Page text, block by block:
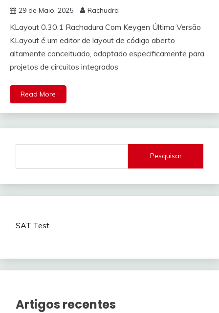
29 de Maio, 2025 Rachudra
KLayout 0.30.1 Rachadura Com Keygen Última Versão
KLayout é um editor de layout de código aberto
altamente conceituado, adaptado especificamente para
projetos de circuitos integrados
Read More
Pesquisar
SAT Test
Artigos recentes